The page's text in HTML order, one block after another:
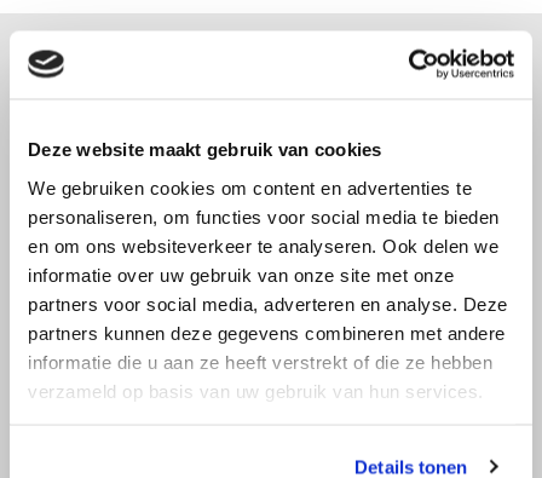
Deze website maakt gebruik van cookies
We gebruiken cookies om content en advertenties te
personaliseren, om functies voor social media te bieden
en om ons websiteverkeer te analyseren. Ook delen we
informatie over uw gebruik van onze site met onze
partners voor social media, adverteren en analyse. Deze
partners kunnen deze gegevens combineren met andere
informatie die u aan ze heeft verstrekt of die ze hebben
verzameld op basis van uw gebruik van hun services.
Details tonen
Bel direct met een specialist! Wij zijn
bereikbaar op werkdagen van 9:00 tot
17:30.
036 522 22 97
info@top-
afstandsmeter.nl